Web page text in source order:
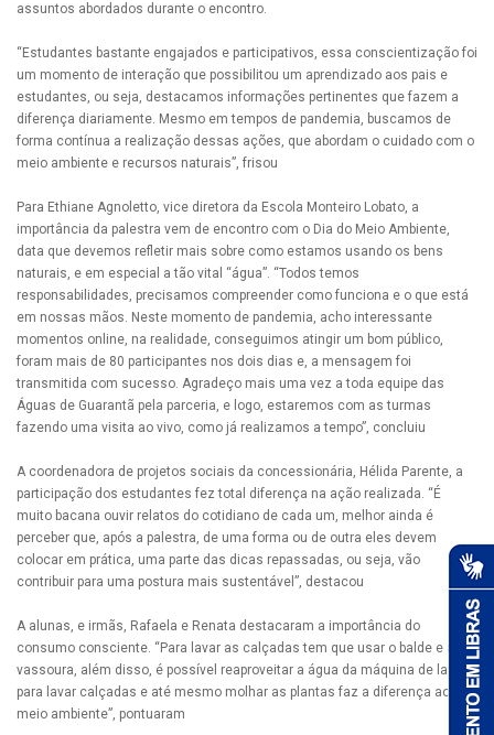
assuntos abordados durante o encontro.
“Estudantes bastante engajados e participativos, essa conscientização foi
um momento de interação que possibilitou um aprendizado aos pais e
estudantes, ou seja, destacamos informações pertinentes que fazem a
diferença diariamente. Mesmo em tempos de pandemia, buscamos de
forma contínua a realização dessas ações, que abordam o cuidado com o
meio ambiente e recursos naturais”, frisou
Para Ethiane Agnoletto, vice diretora da Escola Monteiro Lobato, a
importância da palestra vem de encontro com o Dia do Meio Ambiente,
data que devemos refletir mais sobre como estamos usando os bens
naturais, e em especial a tão vital “água”. “Todos temos
responsabilidades, precisamos compreender como funciona e o que está
em nossas mãos. Neste momento de pandemia, acho interessante
momentos online, na realidade, conseguimos atingir um bom público,
foram mais de 80 participantes nos dois dias e, a mensagem foi
transmitida com sucesso. Agradeço mais uma vez a toda equipe das
Águas de Guarantã pela parceria, e logo, estaremos com as turmas
fazendo uma visita ao vivo, como já realizamos a tempo”, concluiu
A coordenadora de projetos sociais da concessionária, Hélida Parente, a
participação dos estudantes fez total diferença na ação realizada. “É
muito bacana ouvir relatos do cotidiano de cada um, melhor ainda é
perceber que, após a palestra, de uma forma ou de outra eles devem
colocar em prática, uma parte das dicas repassadas, ou seja, vão
contribuir para uma postura mais sustentável”, destacou
A alunas, e irmãs, Rafaela e Renata destacaram a importância do
consumo consciente. “Para lavar as calçadas tem que usar o balde e a
vassoura, além disso, é possível reaproveitar a água da máquina de lavar
para lavar calçadas e até mesmo molhar as plantas faz a diferença ao
meio ambiente”, pontuaram